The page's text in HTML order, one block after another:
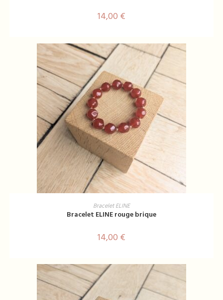
14,00 €
AJOUTER AU PANIER
Bracelet ELINE
Bracelet ELINE rouge brique
14,00 €